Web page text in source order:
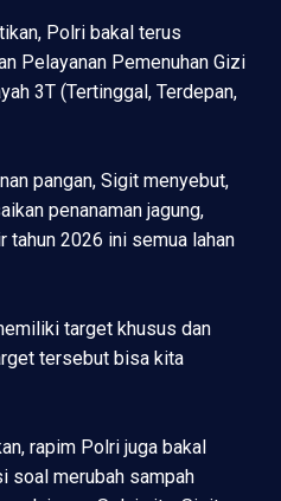
Polri bakal terus
Pelayanan Pemenuhan Gizi
3T (Tertinggal, Terdepan,
pangan, Sigit menyebut,
penanaman jagung,
tahun 2026 ini semua lahan
target khusus dan
tersebut bisa kita
rapim Polri juga bakal
soal merubah sampah